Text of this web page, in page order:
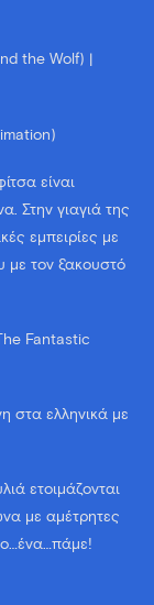
the Wolf) |
είναι
Στην γιαγιά της
εμπειρίες με
με τον ξακουστό
Fantastic
στα ελληνικά με
ετοιμάζονται
με αμέτρητες